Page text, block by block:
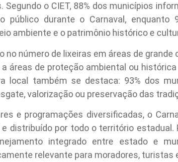
o CIET, 88% dos municípios
público durante o Carnaval, enquanto
ambiente e o patrimônio histórico e
número de lixeiras em áreas de grande
áreas de proteção ambiental ou
local também se destaca: 93% dos
valorização ou preservação das
e programações diversificadas, o
distribuído por todo o território estadual.
integrado entre estado e
relevante para moradores, turistas